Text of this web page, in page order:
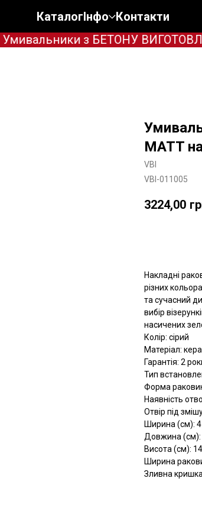
КаталогІнфо Контакти
з БЕТОНУ
MATT
VBI
VBI-011005
3224,00
Накладні
різних
та сучасний
вибір
насичених
Колір: сірий
Матеріал:
Гарантія: 2
Тип
Форма
Наявність
Отвір під
Ширина (см):
Довжина (см):
Висота (см):
Ширина
Зливна кришка